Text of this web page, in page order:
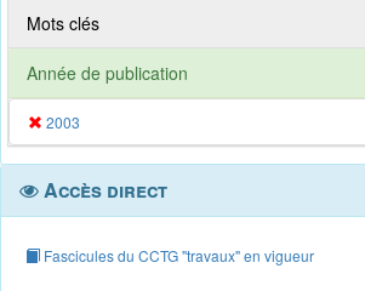
Mots clés
Année de publication
2003
Accès direct
Fascicules du CCTG "travaux" en vigueur